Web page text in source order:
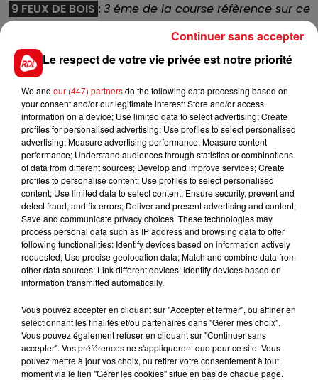
9 FEUX DE BOIS :3 éme de la course réfèrence sur ce
parcours, il s'adepte bien tracé au palois depuis le
début de l'hiver, et sur sa lancée une place ne lui est
pas interdite
12 BEAUTE PROMISE :
Elle manque de regularité
constante, tout dépend de son bon vouloir et de
l'état du terrain. Pour le deuxiéme cas elle sera à son
affaire, pour l'autre, seul elle a la réponse.
14 DANDY DU SEUIL: Il ne s'est pas mal debrouillé le
06/01, en terminant 5 éme du quinté. Son jockey le
reprend avec les oeilleres en plus, un atout non
négligeable qui peut l'amener à l'arrivée de ce
quinté.
Le respect de votre vie privée est notre priorité
We and our (447) partnersdo the following data processing based on
your consent and/or our legitimate interest: Store and/or access
information on a device; Use limited data to select advertising; Create
profiles for personalised advertising; Use profiles to select personalised
advertising; Measure advertising performance; Measure content
performance; Understand audiences through statistics or combinations
of data from different sources; Develop and improve services; Create
profiles to personalise content; Use profiles to select personalised
content; Use limited data to select content; Ensure security, prevent and
detect fraud, and fix errors; Deliver and present advertising and content;
Save and communicate privacy choices. These technologies may
process personal data such as IP address and browsing data to offer
following functionalities: Identify devices based on information actively
requested; Use precise geolocation data; Match and combine data from
other data sources; Link different devices; Identify devices based on
information transmitted automatically.
Vous pouvez accepter en cliquant sur "Accepter et fermer", ou affiner en
sélectionnant les finalités et/ou partenaires dans "Gérer mes choix".
Vous pouvez également refuser en cliquant sur "Continuer sans
accepter". Vos préférences ne s'appliqueront que pour ce site. Vous
pouvez mettre à jour vos choix, ou retirer votre consentement à tout
moment via le lien "Gérer les cookies" situé en bas de chaque page.
Continuer sans accepter